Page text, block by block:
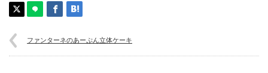
ファンターネのあーぷん立体ケーキ